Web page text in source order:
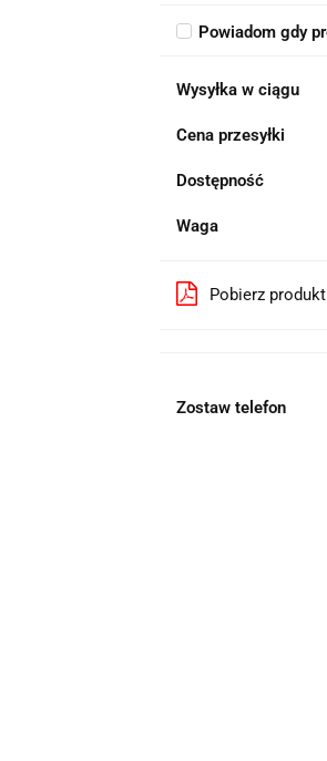
Powiadom gdy
Wysyłka w ciągu
Cena przesyłki
Dostępność
Waga
Pobierz
Zostaw telefon